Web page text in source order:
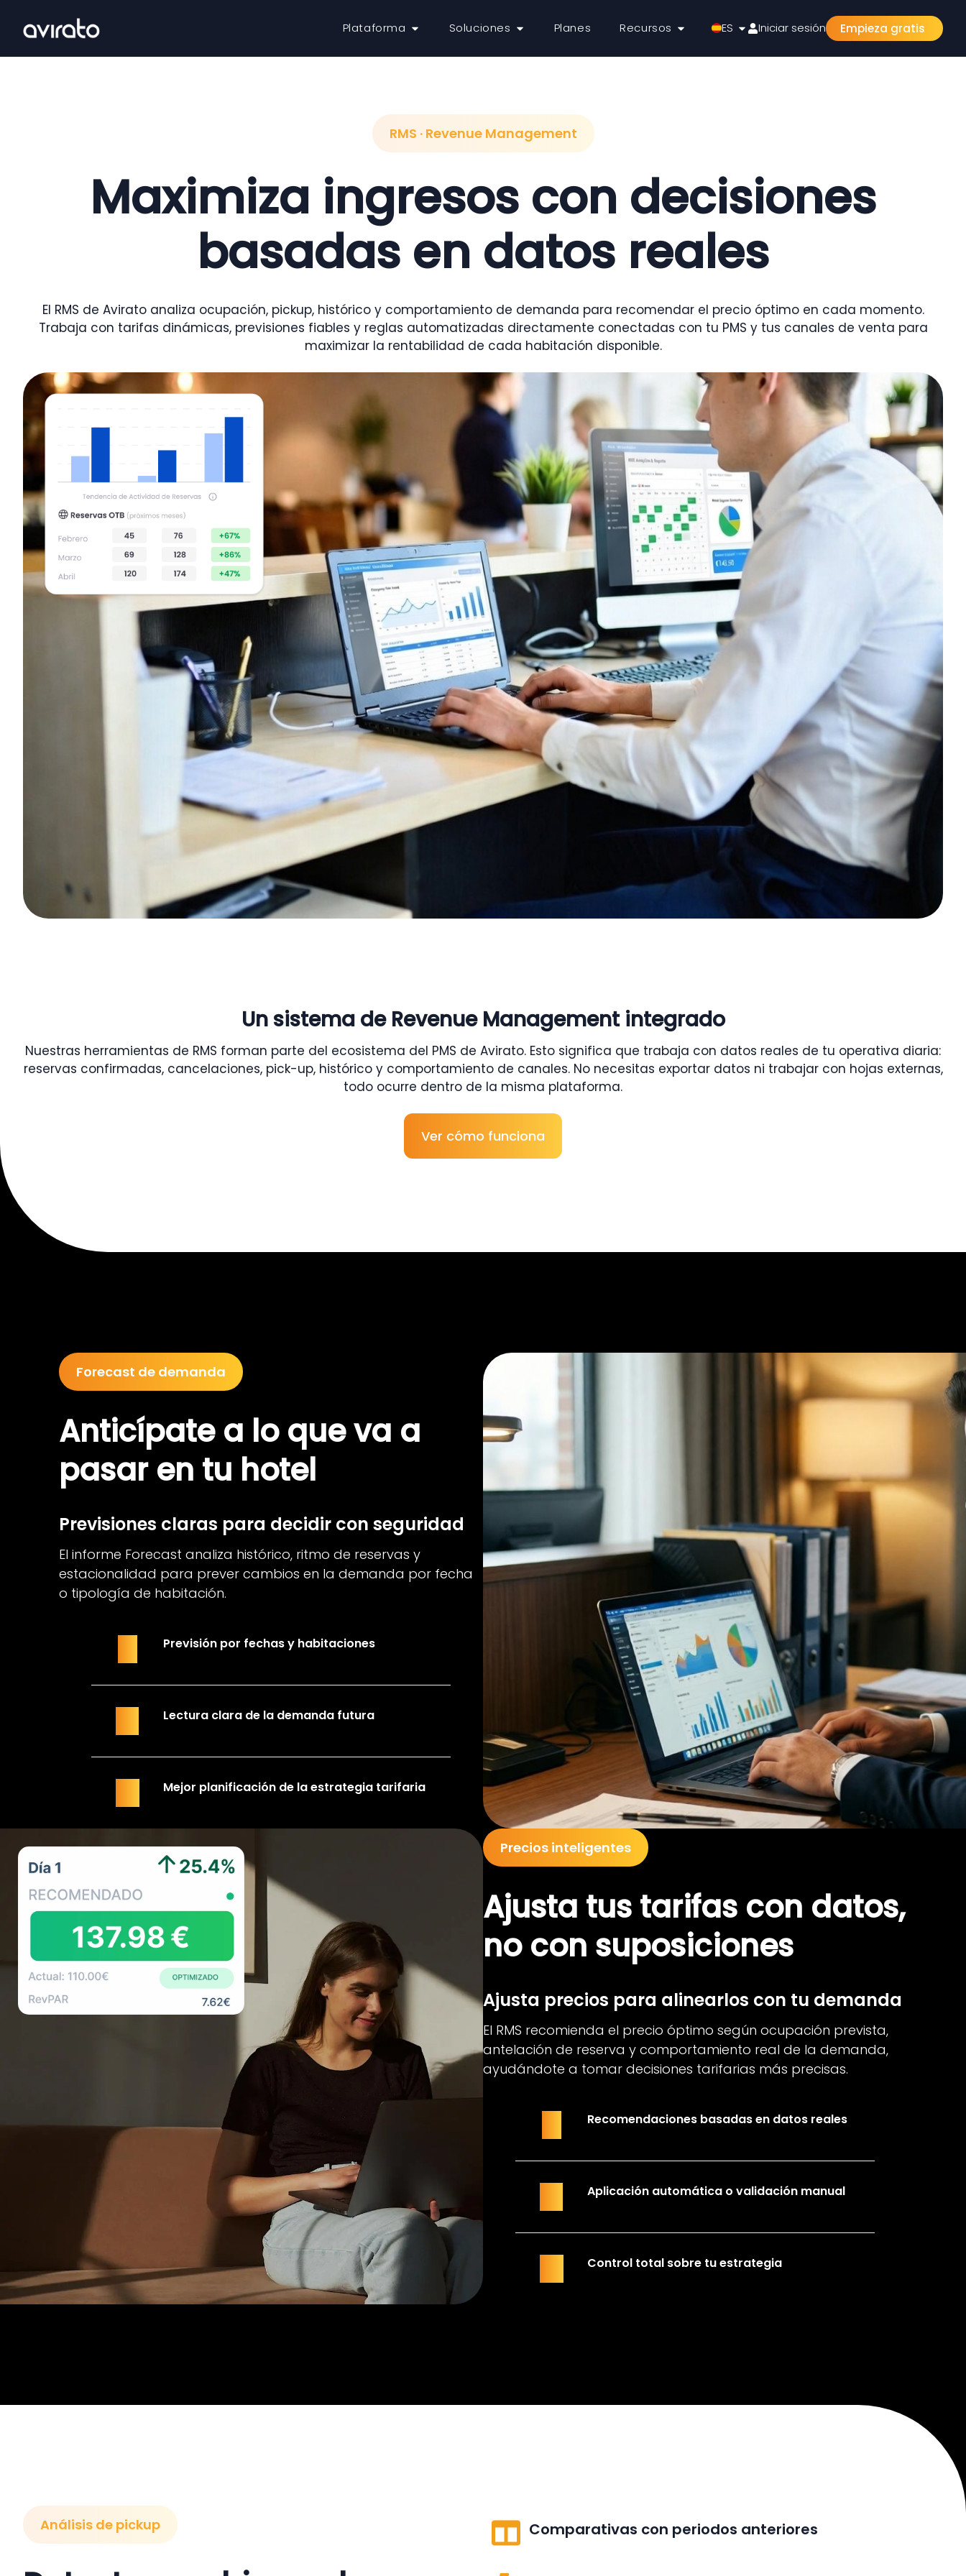
Plataforma Soluciones Planes Recursos ES Iniciar sesión Empieza gratis
RMS · Revenue Management
Maximiza ingresos con decisiones
basadas en datos reales
El RMS de Avirato analiza ocupación, pickup, histórico y comportamiento de demanda para recomendar el precio óptimo en cada momento.
Trabaja con tarifas dinámicas, previsiones fiables y reglas automatizadas directamente conectadas con tu PMS y tus canales de venta para
maximizar la rentabilidad de cada habitación disponible.
Un sistema de Revenue Management integrado
Nuestras herramientas de RMS forman parte del ecosistema del PMS de Avirato. Esto significa que trabaja con datos reales de tu operativa diaria:
reservas confirmadas, cancelaciones, pick-up, histórico y comportamiento de canales. No necesitas exportar datos ni trabajar con hojas externas,
todo ocurre dentro de la misma plataforma.
Ver cómo funciona
Forecast de demanda
Anticípate a lo que va a
pasar en tu hotel
Previsiones claras para decidir con seguridad
El informe Forecast analiza histórico, ritmo de reservas y
estacionalidad para prever cambios en la demanda por fecha
o tipología de habitación.
Previsión por fechas y habitaciones
Lectura clara de la demanda futura
Mejor planificación de la estrategia tarifaria
Precios inteligentes
Ajusta tus tarifas con datos,
no con suposiciones
Ajusta precios para alinearlos con tu demanda
El RMS recomienda el precio óptimo según ocupación prevista,
antelación de reserva y comportamiento real de la demanda,
ayudándote a tomar decisiones tarifarias más precisas.
Recomendaciones basadas en datos reales
Aplicación automática o validación manual
Control total sobre tu estrategia
Comparativas con periodos anteriores
Análisis de pickup